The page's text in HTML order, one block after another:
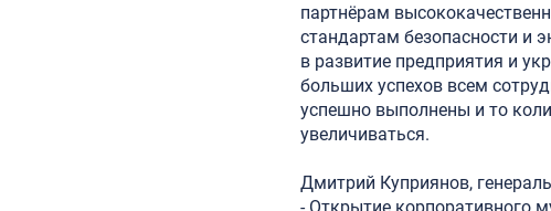
партнёрам
стандартам безопасности и
в развитие предприятия и
больших успехов всем
успешно выполнены и то
увеличиваться.
Дмитрий Куприянов,